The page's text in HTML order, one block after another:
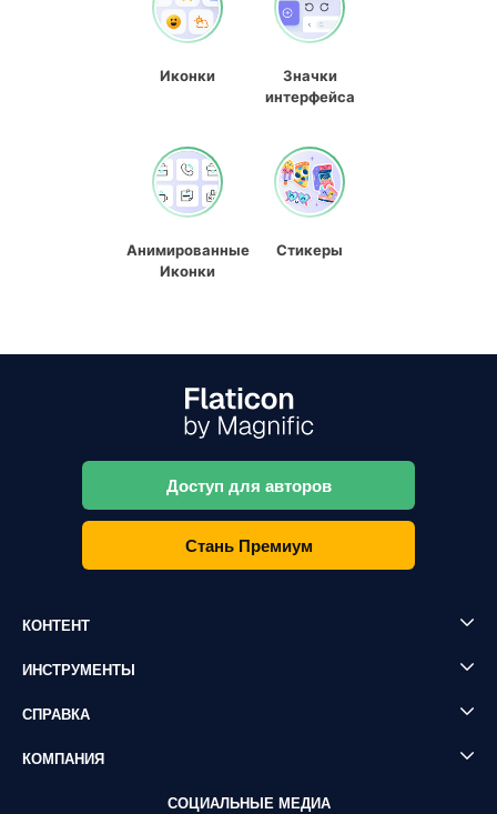
Иконки
Значки
интерфейса
Анимированные
Иконки
Стикеры
Доступ для авторов
Стань Премиум
КОНТЕНТ
ИНСТРУМЕНТЫ
СПРАВКА
КОМПАНИЯ
СОЦИАЛЬНЫЕ МЕДИА